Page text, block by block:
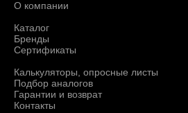
О компании
Каталог
Бренды
Сертификаты
Калькуляторы, опросные листы
Подбор аналогов
Гарантии и возврат
Контакты